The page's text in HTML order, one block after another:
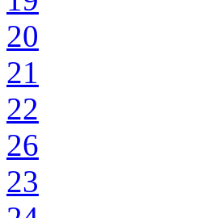
20
21
22
26
23